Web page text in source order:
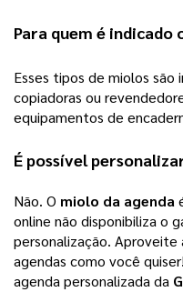
Para quem é indicado
Esses tipos de miolos são
copiadoras ou
equipamentos de
É possível
Não. O miolo da agenda
online não disponibiliza o
personalização. Aproveite
agendas como você
agenda personalizada da